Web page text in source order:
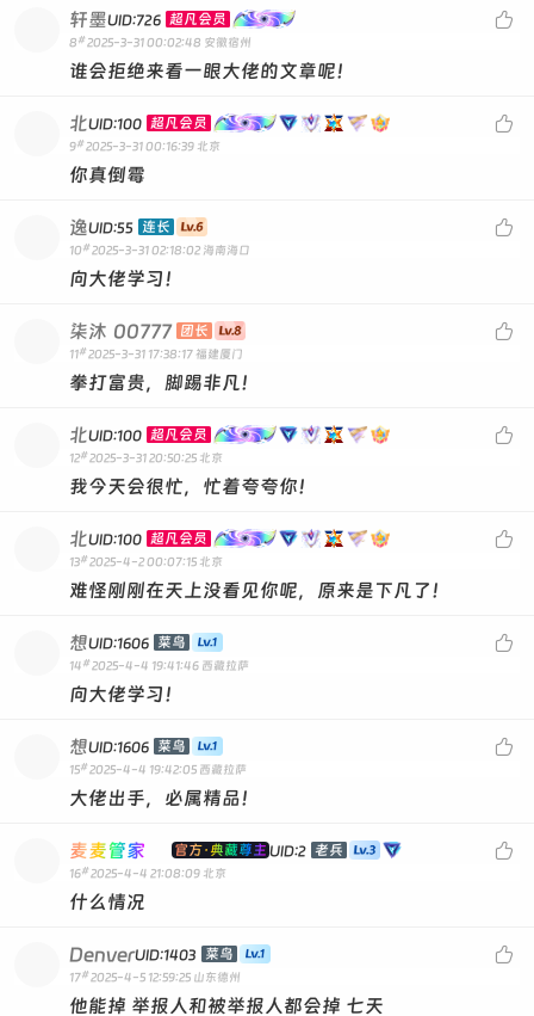

轩墨UID:726 超凡会员
8 # 2025-3-31 00:02:48 安徽宿州
谁会拒绝来看一眼大佬的文章呢！

北UID:100 超凡会员
9# 2025-3-31 00:16:39 北京
你真倒霉

逸UID:55 连长
10 # 2025-3-31 02:18:02 海南海口
向大佬学习！

柒沐 00777 团长
11# 2025-3-31 17:38:17 福建厦门
拳打富贵，脚踢非凡！

北UID:100 超凡会员
12# 2025-3-31 20:50:25 北京
我今天会很忙，忙着夸夸你！

北UID:100 超凡会员
13# 2025-4-2 00:07:15 北京
难怪刚刚在天上没看见你呢，原来是下凡了！

想UID:1606 菜鸟
14 # 2025-4-4 19:41:46 西藏拉萨
向大佬学习！

想UID:1606 菜鸟
15# 2025-4-4 19:42:05 西藏拉萨
大佬出手，必属精品！

麦麦管家 官方·典藏尊主 UID:2 老兵
16# 2025-4-4 21:08:09 北京
什么情况

DenverUID:1403 菜鸟
17# 2025-4-5 12:59:25 山东德州
他能掉 举报人和被举报人都会掉 七天